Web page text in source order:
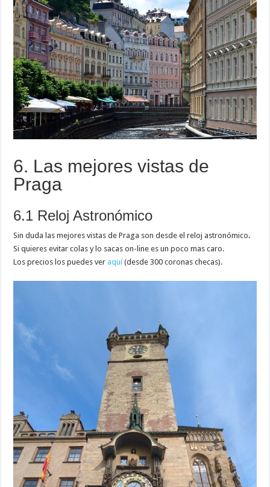
6. Las mejores vistas de
Praga
6.1 Reloj Astronómico
Sin duda las mejores vistas de Praga son desde el reloj astronómico.
Si quieres evitar colas y lo sacas on-line es un poco mas caro.
Los precios los puedes ver aquí(desde 300 coronas checas).